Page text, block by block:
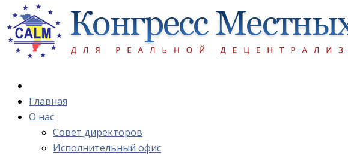
Главная
О нас
Cовет директоров
Исполнительный офис